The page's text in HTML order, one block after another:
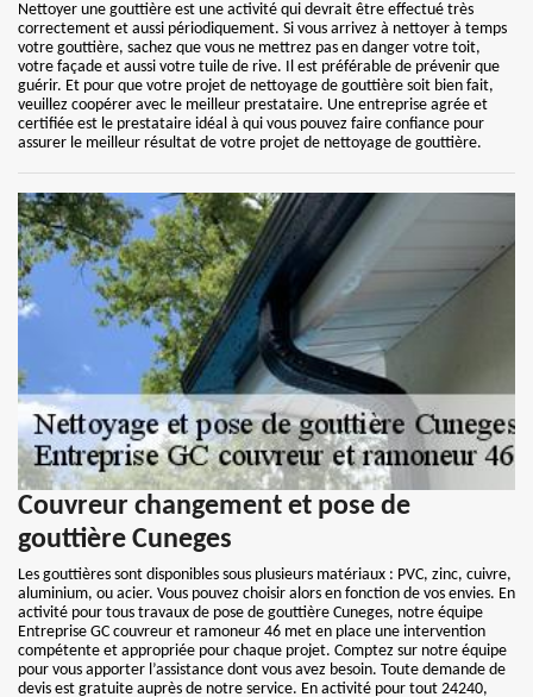
Nettoyer une gouttière est une activité qui devrait être effectué très
correctement et aussi périodiquement. Si vous arrivez à nettoyer à temps
votre gouttière, sachez que vous ne mettrez pas en danger votre toit,
votre façade et aussi votre tuile de rive. Il est préférable de prévenir que
guérir. Et pour que votre projet de nettoyage de gouttière soit bien fait,
veuillez coopérer avec le meilleur prestataire. Une entreprise agrée et
certifiée est le prestataire idéal à qui vous pouvez faire confiance pour
assurer le meilleur résultat de votre projet de nettoyage de gouttière.
Couvreur changement et pose de
gouttière Cuneges
Les gouttières sont disponibles sous plusieurs matériaux : PVC, zinc, cuivre,
aluminium, ou acier. Vous pouvez choisir alors en fonction de vos envies. En
activité pour tous travaux de pose de gouttière Cuneges, notre équipe
Entreprise GC couvreur et ramoneur 46 met en place une intervention
compétente et appropriée pour chaque projet. Comptez sur notre équipe
pour vous apporter l’assistance dont vous avez besoin. Toute demande de
devis est gratuite auprès de notre service. En activité pour tout 24240,